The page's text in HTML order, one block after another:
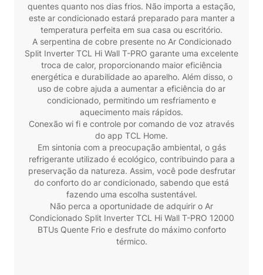
quentes quanto nos dias frios. Não importa a estação,
este ar condicionado estará preparado para manter a
temperatura perfeita em sua casa ou escritório.
A serpentina de cobre presente no Ar Condicionado
Split Inverter TCL Hi Wall T-PRO garante uma excelente
troca de calor, proporcionando maior eficiência
energética e durabilidade ao aparelho. Além disso, o
uso de cobre ajuda a aumentar a eficiência do ar
condicionado, permitindo um resfriamento e
aquecimento mais rápidos.
Conexão wi fi e controle por comando de voz através
do app TCL Home.
Em sintonia com a preocupação ambiental, o gás
refrigerante utilizado é ecológico, contribuindo para a
preservação da natureza. Assim, você pode desfrutar
do conforto do ar condicionado, sabendo que está
fazendo uma escolha sustentável.
Não perca a oportunidade de adquirir o Ar
Condicionado Split Inverter TCL Hi Wall T-PRO 12000
BTUs Quente Frio e desfrute do máximo conforto
térmico.